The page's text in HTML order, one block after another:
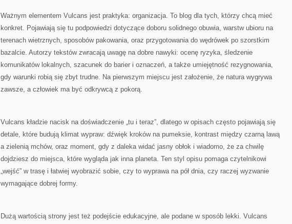
Ważnym elementem Vulcans jest praktyka: organizacja. To blog dla tych, którzy chcą mieć
konkret. Pojawiają się tu podpowiedzi dotyczące doboru solidnego obuwia, warstw ubioru na
terenach wietrznych, sposobów pakowania, oraz przygotowania do wędrówek po szorstkim
bazalcie. Autorzy tekstów zwracają uwagę na dobre nawyki: ocenę ryzyka, śledzenie
komunikatów lokalnych, szacunek do barier i oznaczeń, a także umiejętność rezygnowania,
gdy warunki robią się zbyt trudne. Na pierwszym miejscu jest założenie, że natura wygrywa
zawsze, a człowiek ma być odkrywcą z pokorą.
Vulcans kładzie nacisk na doświadczenie „tu i teraz”, dlatego w opisach często pojawiają się
detale, które budują klimat wypraw: dźwięk kroków na pumeksie, kontrast między czarną lawą
a zielenią mchów, oraz moment, gdy z daleka widać jasny obłok i wiadomo, że za chwilę
dojdziesz do miejsca, które wygląda jak inna planeta. Ten styl opisu pomaga czytelnikowi
„wejść” w trasę i łatwiej wyobrazić sobie, czy to wyprawa na pół dnia, czy raczej wyzwanie
wymagające dobrej formy.
Dużą wartością strony jest też podejście edukacyjne, ale podane w sposób lekki. Vulcans